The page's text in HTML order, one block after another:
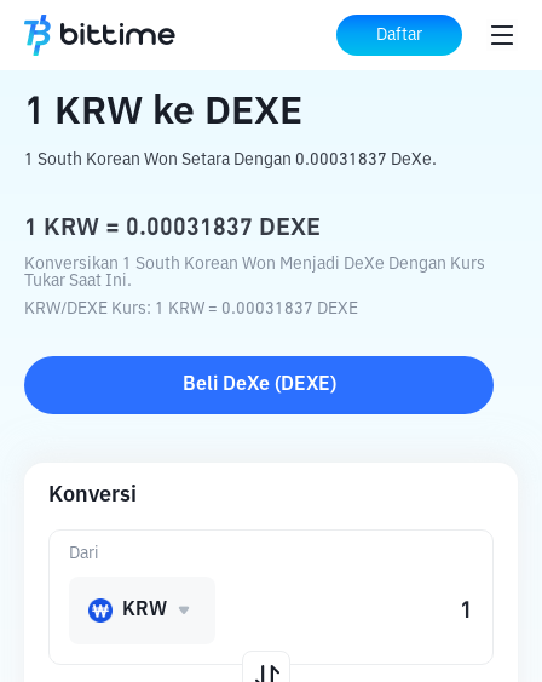
Daftar
Beranda Konverter Kripto ke DEXE
1 KRW ke DEXE
1 South Korean Won Setara Dengan 0.00031837 DeXe.
1 KRW = 0.00031837 DEXE
Konversikan 1 South Korean Won Menjadi DeXe Dengan Kurs
Tukar Saat Ini.
KRW/DEXE Kurs: 1 KRW = 0.00031837 DEXE
Beli DeXe( DEXE)
Konversi
Dari
KRW